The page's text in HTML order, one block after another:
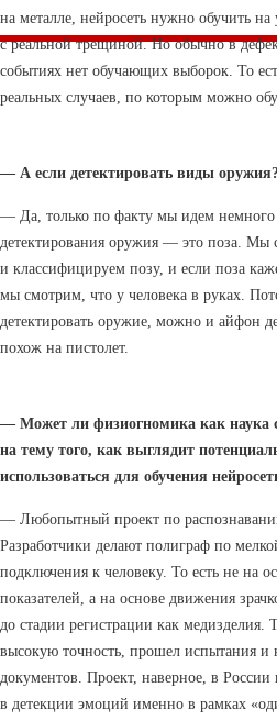
на металле, нейросеть нужно обучить на
с реальной трещиной. Но обычно в
событиях нет обучающих выборок. То
реальных случаев, по которым можно
— А если детектировать виды
— Да, только по факту мы идем немного
детектирования оружия — это поза. Мы
и классифицируем позу, и если поза
мы смотрим, что у человека в руках.
детектировать оружие, можно и айфон
похож на пистолет.
— Может ли физиогномика как наука
на тему того, как выглядит
использоваться для обучения
— Любопытный проект по
Разработчики делают полиграф по
подключения к человеку. То есть не на
показателей, а на основе движения
до стадии регистрации как медизделия.
высокую точность, прошел испытания и
документов. Проект, наверное, в
в детекции эмоций именно в рамках